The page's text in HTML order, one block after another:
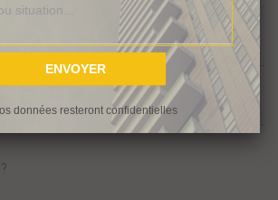
données resteront confidentielles